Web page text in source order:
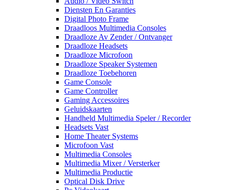
Diensten En Garanties
Digital Photo Frame
Draadloos Multimedia Consoles
Draadloze Av Zender / Ontvanger
Draadloze Headsets
Draadloze Microfoon
Draadloze Speaker Systemen
Draadloze Toebehoren
Game Console
Game Controller
Gaming Accessoires
Geluidskaarten
Handheld Multimedia Speler / Recorder
Headsets Vast
Home Theater Systems
Microfoon Vast
Multimedia Consoles
Multimedia Mixer / Versterker
Multimedia Productie
Optical Disk Drive